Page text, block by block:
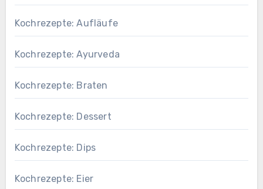
Kochrezepte: Aufläufe
Kochrezepte: Ayurveda
Kochrezepte: Braten
Kochrezepte: Dessert
Kochrezepte: Dips
Kochrezepte: Eier